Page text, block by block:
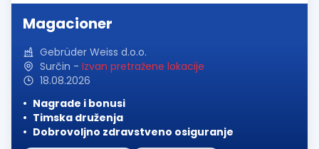
Magacioner
Gebrüder Weiss d.o.o.
Surčin - Izvan pretražene lokacije
18.08.2026
Nagrade i bonusi
Timska druženja
Dobrovoljno zdravstveno osiguranje